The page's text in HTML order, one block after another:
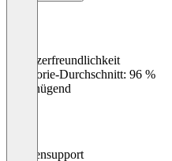
Benutzerfreundlichkeit
Kategorie-Durchschnitt: 96 %
Ungenügend
Kundensupport